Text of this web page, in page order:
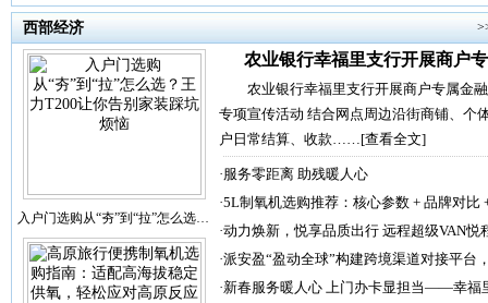
西部经济
入户门选购从“夯”到“拉”怎么选…
农业银行幸福里支行开展商户
农业银行幸福里支行开展商户专属金
专项宣传活动 结合网点周边沿街商铺、个
户日常结算、收款……[查看全文]
·服务零距离 助残暖人心
·5L制氧机选购推荐：核心参数 + 品牌对比
·动力焕新，悦享品质出行 远程超级VAN
·派安盈“盈动全球”构建跨境渠道对接平台
·新春服务暖人心 上门办卡显担当——幸